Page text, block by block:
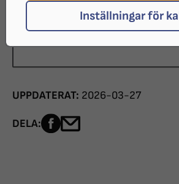
Inställningar för
Läs mer i SRF Huddinges
UPPDATERAT: 2026-03-27
DELA: Dela sidan på Facebook